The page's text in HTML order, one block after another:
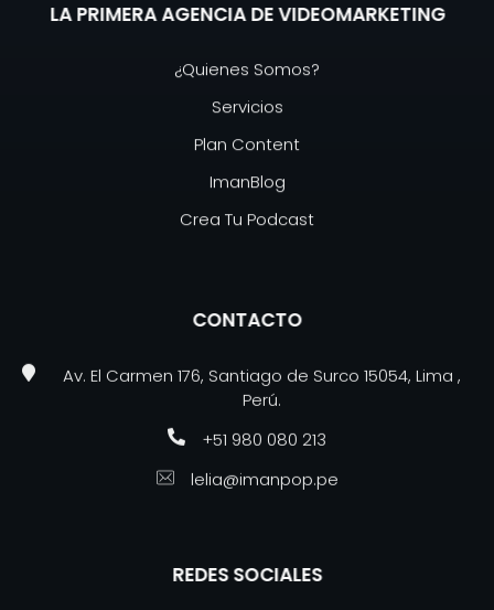
LA PRIMERA AGENCIA DE VIDEOMARKETING
¿Quienes Somos?
Servicios
Plan Content
ImanBlog
Crea Tu Podcast
CONTACTO
Av. El Carmen 176, Santiago de Surco 15054, Lima ,
Perú.
+51 980 080 213
lelia@imanpop.pe
REDES SOCIALES